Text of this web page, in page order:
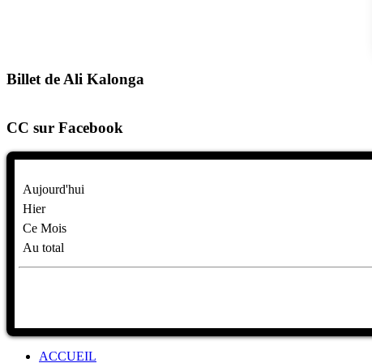
Billet de Ali Kalonga
CC sur Facebook
Aujourd'hui
Hier
Ce Mois
Au total
ACCUEIL